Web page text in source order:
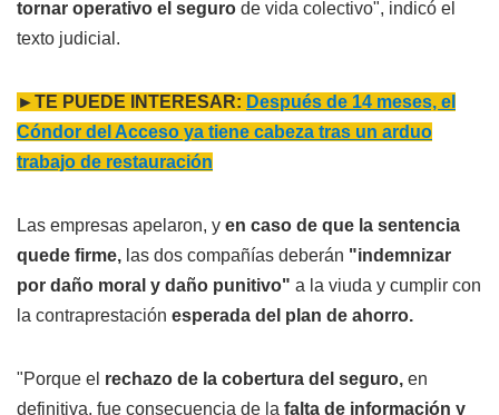
tornar operativo el seguro de vida colectivo", indicó el
texto judicial.
►TE PUEDE INTERESAR: Después de 14 meses, el
Cóndor del Acceso ya tiene cabeza tras un arduo
trabajo de restauración
Las empresas apelaron, y en caso de que la sentencia
quede firme, las dos compañías deberán "indemnizar
por daño moral y daño punitivo" a la viuda y cumplir con
la contraprestación esperada del plan de ahorro.
"Porque el rechazo de la cobertura del seguro, en
definitiva, fue consecuencia de la falta de información y